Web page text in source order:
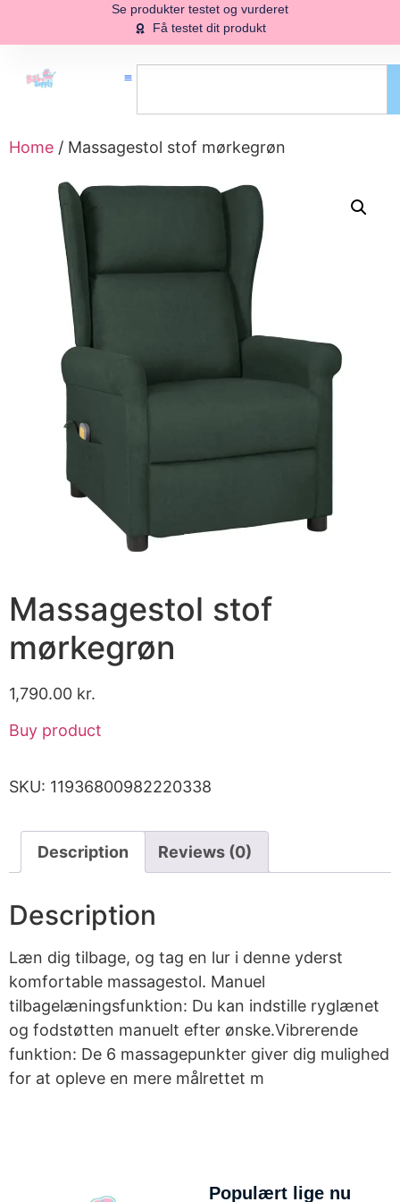
Se produkter testet og vurderet
Få testet dit produkt
Home / Massagestol stof mørkegrøn
Massagestol stof
mørkegrøn
1,790.00 kr.
Buy product
SKU: 11936800982220338
Description Reviews (0)
Description
Læn dig tilbage, og tag en lur i denne yderst
komfortable massagestol. Manuel
tilbagelæningsfunktion: Du kan indstille ryglænet
og fodstøtten manuelt efter ønske.Vibrerende
funktion: De 6 massagepunkter giver dig mulighed
for at opleve en mere målrettet m
Populært lige nu